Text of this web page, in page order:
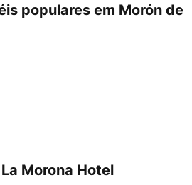
populares em Morón de
Morona Hotel